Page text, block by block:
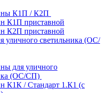
К1П / К2П
К1П приставной
К2П приставной
уличного светильника (ОС/
для уличного
(ОС/СП)
К1К / Стандарт 1.К1 (с